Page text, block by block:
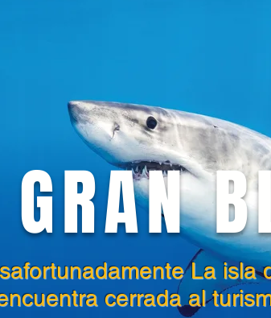
La isla
cerrada al